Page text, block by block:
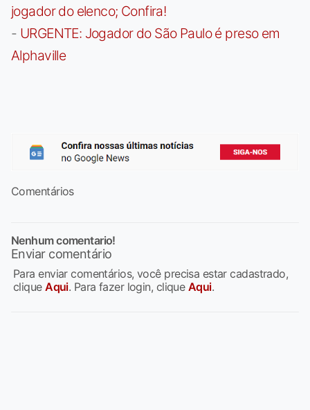
jogador do elenco; Confira!
- URGENTE: Jogador do São Paulo é preso em
Alphaville
Comentários
Nenhum comentario!
Enviar comentário
Para enviar comentários, você precisa estar cadastrado,
cliqueAqui. Para fazer login, clique Aqui.